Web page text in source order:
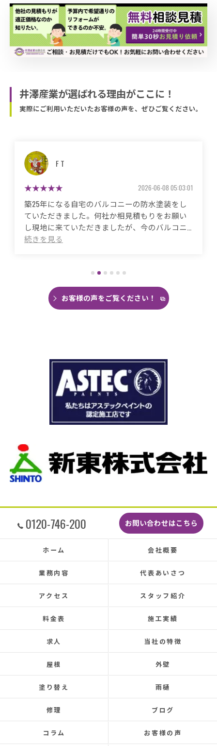
井澤産業が選ばれる理由がここに！
実際にご利用いただいたお客様の声を、ぜひご覧ください。
F T
2026-06-08 05:03:01
築25年になる自宅のバルコニーの防水塗装をし
ていただきました。何社か相見積もりをお願い
し現地に来ていただきましたが、今のバルコニ
ーの状態、なぜその施工方法が最適なのかを素
が井澤さんに決定するきっかけでした。ナフサ
ショックで材料が入ってこないという大変な時
期にもかかわらず、なんとか調整いただき施工
をしていただきました。ここ数年バルコニーに
Google) I had waterproofing paint applied to the balcony
of my 25-year-old house. I requested quotes from several
companies and they all came to the site, but Izawa-san
explained the current condition of the balcony and why
their construction method was the best option in a way
that was easy for a layperson to understand. The peace
was what ultimately led me to choose them. Despite the
difficult time when materials were unavailable due to the
naphtha crisis, they managed to adjust their schedule
and complete the work. I hadn't used the balcony much in
it would be a shame not to use it. I'll definitely consult
with you again regarding maintenance for the roof tiles,
exterior walls, etc. Thank you very much.
お客様の声をご覧ください！
0120-746-200 お問い合わせはこちら
ホーム 会社概要
業務内容 代表あいさつ
アクセス スタッフ紹介
料金表 施工実績
求人 当社の特徴
屋根 外壁
塗り替え 雨樋
修理 ブログ
コラム お客様の声